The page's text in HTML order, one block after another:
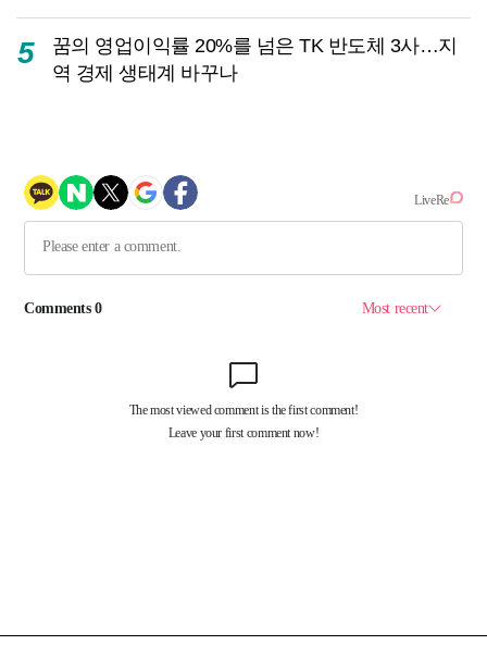
5
꿈의 영업이익률 20%를 넘은 TK 반도체 3사…지
역 경제 생태계 바꾸나